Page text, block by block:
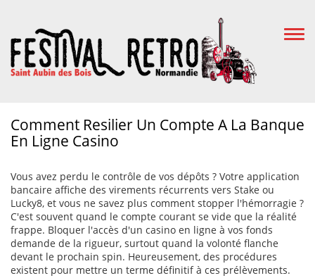
Comment Resilier Un Compte A La Banque
En Ligne Casino
Vous avez perdu le contrôle de vos dépôts ? Votre application
bancaire affiche des virements récurrents vers Stake ou
Lucky8, et vous ne savez plus comment stopper l'hémorragie ?
C'est souvent quand le compte courant se vide que la réalité
frappe. Bloquer l'accès d'un casino en ligne à vos fonds
demande de la rigueur, surtout quand la volonté flanche
devant le prochain spin. Heureusement, des procédures
existent pour mettre un terme définitif à ces prélèvements.